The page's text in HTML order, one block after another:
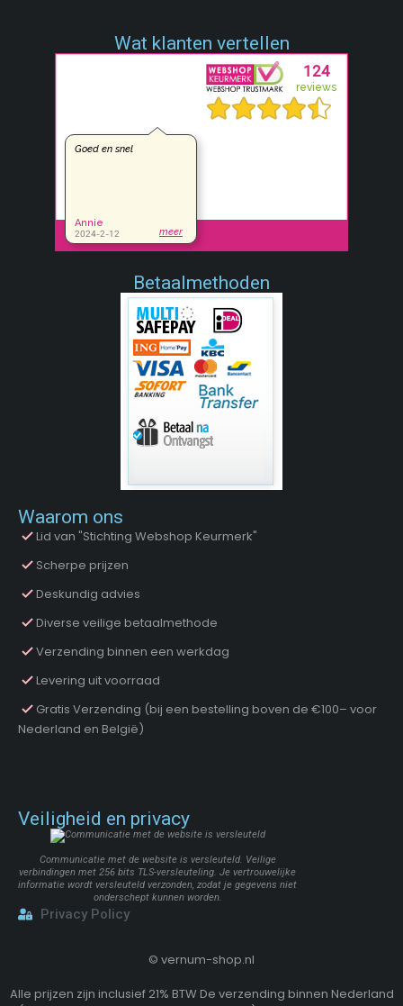
Wat klanten vertellen
Betaalmethoden
Waarom ons
Lid van "Stichting Webshop Keurmerk"
Scherpe prijzen
Deskundig advies
Diverse veilige betaalmethode
Verzending binnen een werkdag
Levering uit voorraad
Gratis Verzending (bij een bestelling boven de €100– voor
Nederland en België)
Veiligheid en privacy
Communicatie met de website is versleuteld. Veilige
verbindingen met 256 bits TLS-versleuteling. Je vertrouwelijke
informatie wordt versleuteld verzonden, zodat je gegevens niet
onderschept kunnen worden.
Privacy Policy
© vernum-shop.nl
Alle prijzen zijn inclusief 21% BTW De verzending binnen Nederland